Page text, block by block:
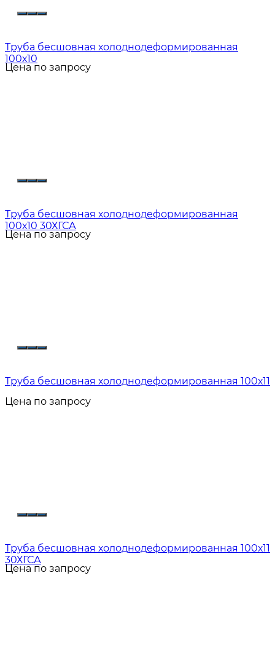
Труба бесшовная холоднодеформированная
100х10
Цена по запросу
Труба бесшовная холоднодеформированная
100х10 30ХГСА
Цена по запросу
Труба бесшовная холоднодеформированная 100х11
Цена по запросу
Труба бесшовная холоднодеформированная 100х11
30ХГСА
Цена по запросу